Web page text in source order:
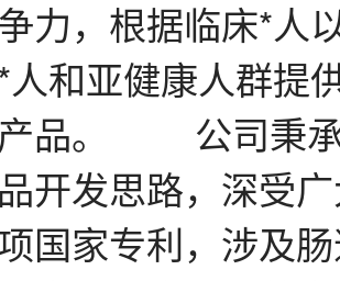
力，根据临床*人
人和亚健康人群提
品。 公司秉承“
开发思路，深受
国家专利，涉及